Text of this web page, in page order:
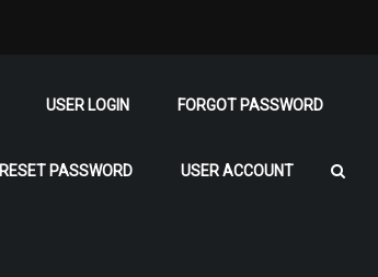
USER LOGIN FORGOT PASSWORD
RESET PASSWORD USER ACCOUNT